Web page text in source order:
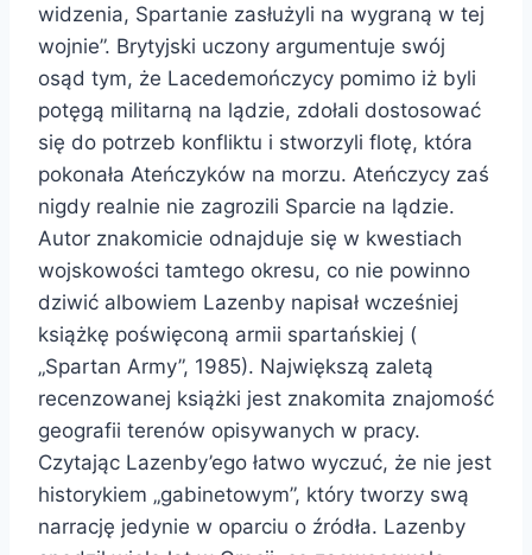
widzenia, Spartanie zasłużyli na wygraną w tej
wojnie”. Brytyjski uczony argumentuje swój
osąd tym, że Lacedemończycy pomimo iż byli
potęgą militarną na lądzie, zdołali dostosować
się do potrzeb konfliktu i stworzyli flotę, która
pokonała Ateńczyków na morzu. Ateńczycy zaś
nigdy realnie nie zagrozili Sparcie na lądzie.
Autor znakomicie odnajduje się w kwestiach
wojskowości tamtego okresu, co nie powinno
dziwić albowiem Lazenby napisał wcześniej
książkę poświęconą armii spartańskiej (
„Spartan Army”, 1985). Największą zaletą
recenzowanej książki jest znakomita znajomość
geografii terenów opisywanych w pracy.
Czytając Lazenby’ego łatwo wyczuć, że nie jest
historykiem „gabinetowym”, który tworzy swą
narrację jedynie w oparciu o źródła. Lazenby